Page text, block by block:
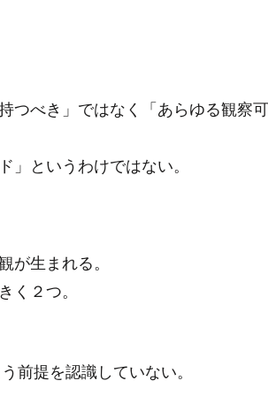
べき」ではなく「あらゆる観察
というわけではない。
生まれる。
２つ。
前提を認識していない。